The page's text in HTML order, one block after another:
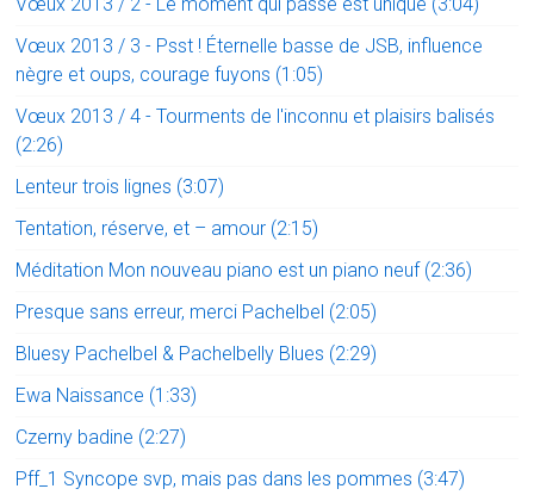
Vœux 2013 / 3 - Psst ! Éternelle basse de JSB, influence
nègre et oups, courage fuyons (1:05)
Vœux 2013 / 4 - Tourments de l'inconnu et plaisirs balisés
(2:26)
Lenteur trois lignes (3:07)
Tentation, réserve, et – amour (2:15)
Méditation Mon nouveau piano est un piano neuf (2:36)
Presque sans erreur, merci Pachelbel (2:05)
Bluesy Pachelbel & Pachelbelly Blues (2:29)
Ewa Naissance (1:33)
Czerny badine (2:27)
Pff_1 Syncope svp, mais pas dans les pommes (3:47)